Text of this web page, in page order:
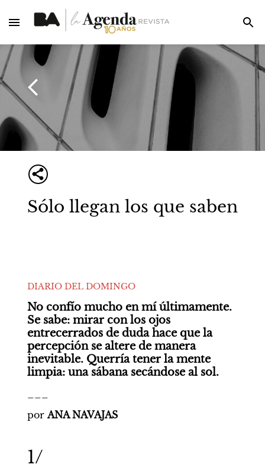
Sólo llegan los que saben
DIARIO DEL DOMINGO
No confío mucho en mí últimamente.
Se sabe: mirar con los ojos
entrecerrados de duda hace que la
percepción se altere de manera
inevitable. Querría tener la mente
limpia: una sábana secándose al sol.
por ANA NAVAJAS
1/